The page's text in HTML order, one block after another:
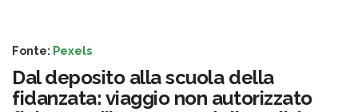
Fonte: Pexels
Dal deposito alla scuola della
fidanzata: viaggio non autorizzato